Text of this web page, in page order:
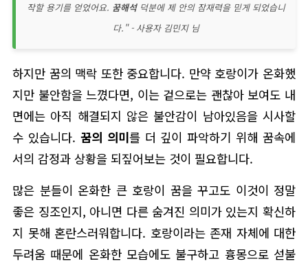
작할 용기를 얻었어요. 꿈해석덕분에 제 안의 잠재력을 믿게 되었습니
다." - 사용자 김민지 님
하지만 꿈의 맥락 또한 중요합니다. 만약 호랑이가 온화했
지만 불안함을 느꼈다면, 이는 겉으로는 괜찮아 보여도 내
면에는 아직 해결되지 않은 불안감이 남아있음을 시사할
수 있습니다. 꿈의 의미를 더 깊이 파악하기 위해 꿈속에
서의 감정과 상황을 되짚어보는 것이 필요합니다.
많은 분들이 온화한 큰 호랑이 꿈을 꾸고도 이것이 정말
좋은 징조인지, 아니면 다른 숨겨진 의미가 있는지 확신하
지 못해 혼란스러워합니다. 호랑이라는 존재 자체에 대한
두려움 때문에 온화한 모습에도 불구하고 흉몽으로 섣불